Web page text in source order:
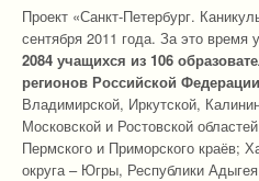
Проект «Санкт-Петербург.
сентября 2011 года. За это время
2084 учащихся из 106
регионов Российской Федерации
Владимирской, Иркутской,
Московской и Ростовской
Пермского и Приморского краёв;
округа – Югры, Республики